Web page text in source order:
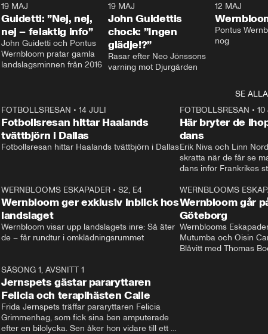
0:39
19 MAJ
Guidetti: ”Nej, nej,
nej – felaktig info”
John Guidetti och Pontus
Wernbloom pratar gamla
landslagsminnen från 2016
0:34
19 MAJ
John Guidettis
chock: ”Ingen
glädje!?”
Rasar efter Neo Jönssons
varning mot Djurgården
12 MAJ
Pontus
nog
SE ALLA
FOTBOLLSRESAN • 14 JULI
Fotbollsresan hittar Haalands
tvättbjörn i Dallas
Fotbollsresan hittar Haalands tvättbjörn i Dallas
FOTBOLLSRESAN • 10
Här bryter de
dans
Erik Niva och Linn
skratta när de får se
dans inför Frankrikes
WERNBLOOMS ESKAPADER• S2, E4
Wernbloom ger exklusiv inblick hos
landslaget
Wernbloom visar upp landslagets inre: Så äter
de – får rundtur i omklädningsrummet
Plus
WERNBLOOMS
Wernbloom går
Göteborg
Wernblooms
Mutumba och Oisin
Blåvitt med Thomas
SÄSONG 1, AVSNITT 1
Jernspets gästar pararyttaren
Felicia och terapihästen Calle
Frida Jernspets träffar pararyttaren Felicia
Grimmenhag, som fick sina ben amputerade
efter en bilolycka. Sen åker hon vidare till ett